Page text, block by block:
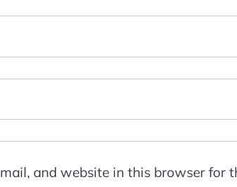
and website in this browser for